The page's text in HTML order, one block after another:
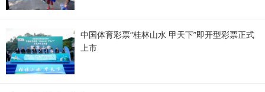
中国体育彩票“桂林山水 甲天下”即开型彩票正式
上市